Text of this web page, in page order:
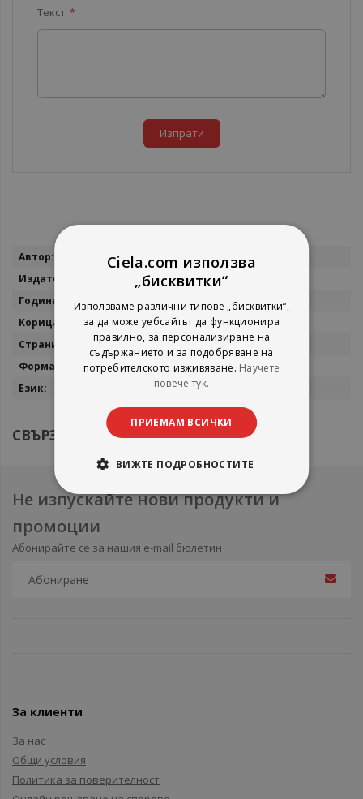
Текст
Изпрати
Повече
Светослав Масларов
Принцепс
Меки корици
190
23/17
СВЪРЗАНИ ПРОДУКТИ
Не изпускайте нови продукти и
промоции
Абонирайте се за нашия e-mail бюлетин
За клиенти
За нас
Общи условия
Политика за поверителност
Ciela.com използва
„бисквитки“
Използваме различни типове „бисквитки“,
за да може уебсайтът да функционира
правилно, за персонализиране на
съдържанието и за подобряване на
потребителското изживяване. Научете
повече тук.
ПРИЕМАМ ВСИЧКИ
ВИЖТЕ ПОДРОБНОСТИТЕ